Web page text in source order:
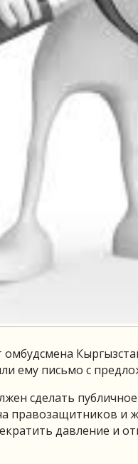
ему письмо с
сделать
правозащитников и
давление и